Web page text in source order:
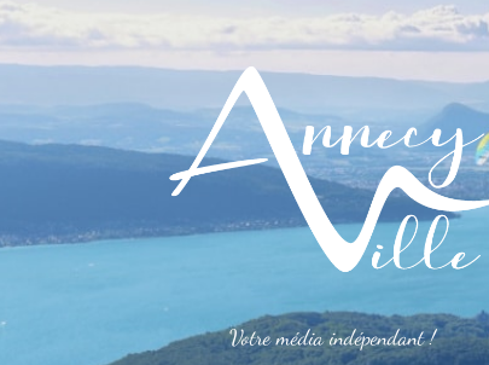
Votre média indépendant !